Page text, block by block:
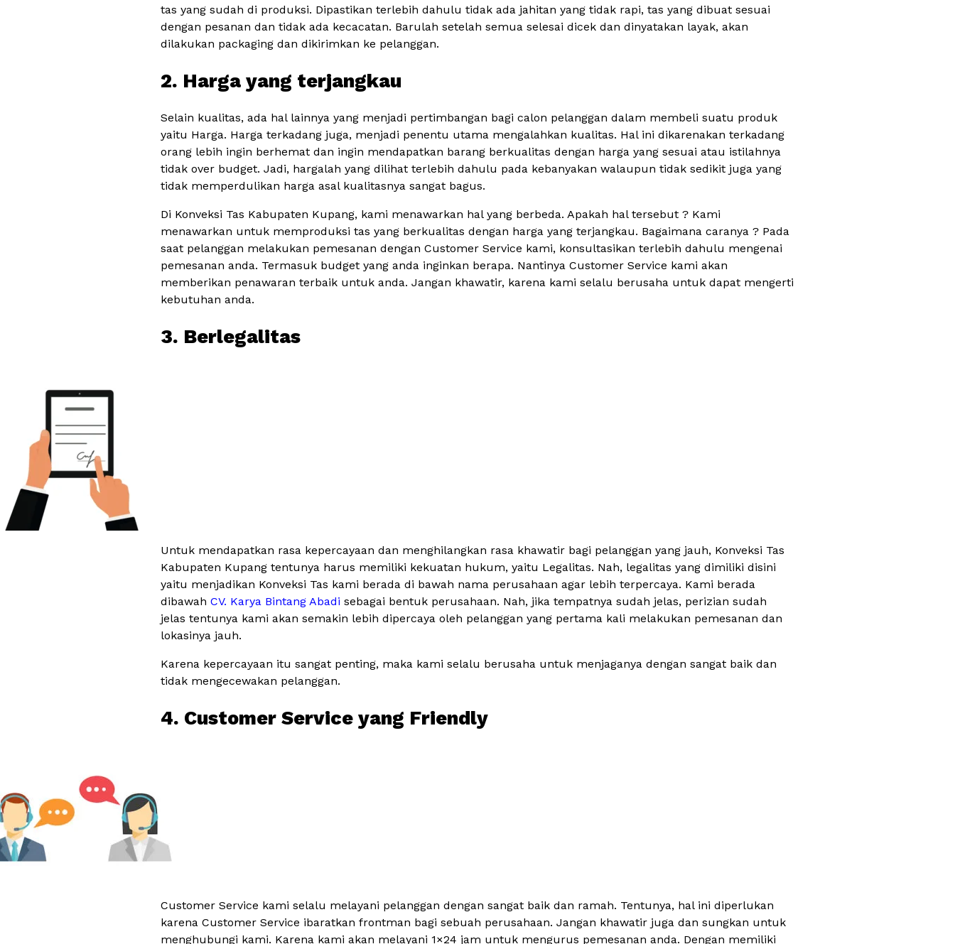
tas yang sudah di produksi. Dipastikan terlebih dahulu tidak ada jahitan yang tidak rapi, tas yang dibuat sesuai
dengan pesanan dan tidak ada kecacatan. Barulah setelah semua selesai dicek dan dinyatakan layak, akan
dilakukan packaging dan dikirimkan ke pelanggan.
2. Harga yang terjangkau
Selain kualitas, ada hal lainnya yang menjadi pertimbangan bagi calon pelanggan dalam membeli suatu produk
yaitu Harga. Harga terkadang juga, menjadi penentu utama mengalahkan kualitas. Hal ini dikarenakan terkadang
orang lebih ingin berhemat dan ingin mendapatkan barang berkualitas dengan harga yang sesuai atau istilahnya
tidak over budget. Jadi, hargalah yang dilihat terlebih dahulu pada kebanyakan walaupun tidak sedikit juga yang
tidak memperdulikan harga asal kualitasnya sangat bagus.
Di Konveksi Tas Kabupaten Kupang, kami menawarkan hal yang berbeda. Apakah hal tersebut ? Kami
menawarkan untuk memproduksi tas yang berkualitas dengan harga yang terjangkau. Bagaimana caranya ? Pada
saat pelanggan melakukan pemesanan dengan Customer Service kami, konsultasikan terlebih dahulu mengenai
pemesanan anda. Termasuk budget yang anda inginkan berapa. Nantinya Customer Service kami akan
memberikan penawaran terbaik untuk anda. Jangan khawatir, karena kami selalu berusaha untuk dapat mengerti
kebutuhan anda.
3. Berlegalitas
Untuk mendapatkan rasa kepercayaan dan menghilangkan rasa khawatir bagi pelanggan yang jauh, Konveksi Tas
Kabupaten Kupang tentunya harus memiliki kekuatan hukum, yaitu Legalitas. Nah, legalitas yang dimiliki disini
yaitu menjadikan Konveksi Tas kami berada di bawah nama perusahaan agar lebih terpercaya. Kami berada
dibawahCV. Karya Bintang Abadi sebagai bentuk perusahaan. Nah, jika tempatnya sudah jelas, perizian sudah
jelas tentunya kami akan semakin lebih dipercaya oleh pelanggan yang pertama kali melakukan pemesanan dan
lokasinya jauh.
Karena kepercayaan itu sangat penting, maka kami selalu berusaha untuk menjaganya dengan sangat baik dan
tidak mengecewakan pelanggan.
4. Customer Service yang Friendly
Customer Service kami selalu melayani pelanggan dengan sangat baik dan ramah. Tentunya, hal ini diperlukan
karena Customer Service ibaratkan frontman bagi sebuah perusahaan. Jangan khawatir juga dan sungkan untuk
menghubungi kami. Karena kami akan melayani 1×24 jam untuk mengurus pemesanan anda. Dengan memiliki